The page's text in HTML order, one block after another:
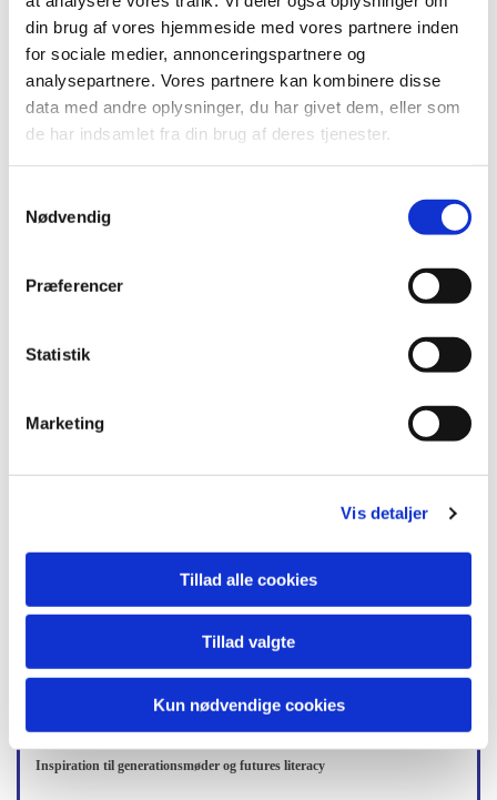
din brug af vores hjemmeside med vores partnere inden
for sociale medier, annonceringspartnere og
analysepartnere. Vores partnere kan kombinere disse
data med andre oplysninger, du har givet dem, eller som
de har indsamlet fra din brug af deres tjenester.
Nødvendig
Præferencer
Statistik
Marketing
Vis detaljer
Tillad alle cookies
Tillad valgte
Kun nødvendige cookies
Power Point deck til afvikling af fremtidsværkstder og visning i lokalet efter
DOWNLOAD powerpoint deck som pdf
Templaten indeholder en oversigt over fremtidsværkstedets 5 faser.
DOWNLOAD template
Inspiration til generationsmøder og futures literacy